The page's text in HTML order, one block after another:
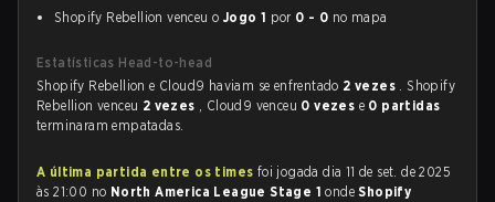
Shopify Rebellion venceu o Jogo 1 por 0 - 0 no mapa
Estatísticas Head-to-head
Shopify Rebellion e Cloud9 haviam se enfrentado 2 vezes . Shopify
Rebellion venceu 2 vezes , Cloud9 venceu 0 vezes e 0 partidas
terminaram empatadas.
A última partida entre os times foi jogada dia 11 de set. de 2025
às 21:00 no North America League Stage 1ondeShopify